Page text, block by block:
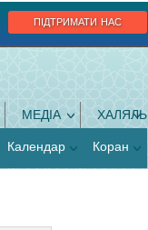
підтримати нас
МЕДІА ХАЛЯЛЬ
Календар Коран